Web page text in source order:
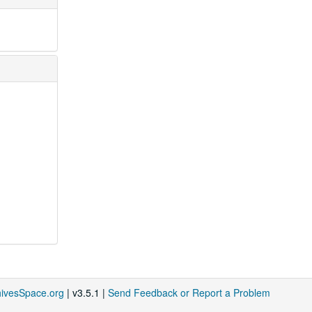
| v3.5.1 | Send Feedback or Report a Problem